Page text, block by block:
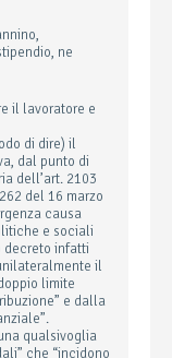
ne
il lavoratore e
di dire) il
dal punto di
dell’art. 2103
del 16 marzo
causa
e sociali
decreto infatti
il
limite
e dalla
qualsivoglia
che “incidono